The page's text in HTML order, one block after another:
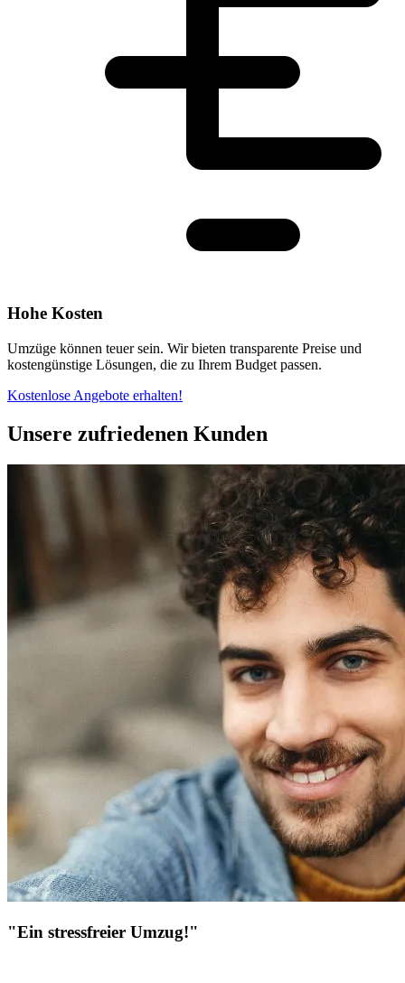
Hohe Kosten
Umzüge können teuer sein. Wir bieten transparente Preise und
kostengünstige Lösungen, die zu Ihrem Budget passen.
Kostenlose Angebote erhalten!
Unsere zufriedenen Kunden
"Ein stressfreier Umzug!"